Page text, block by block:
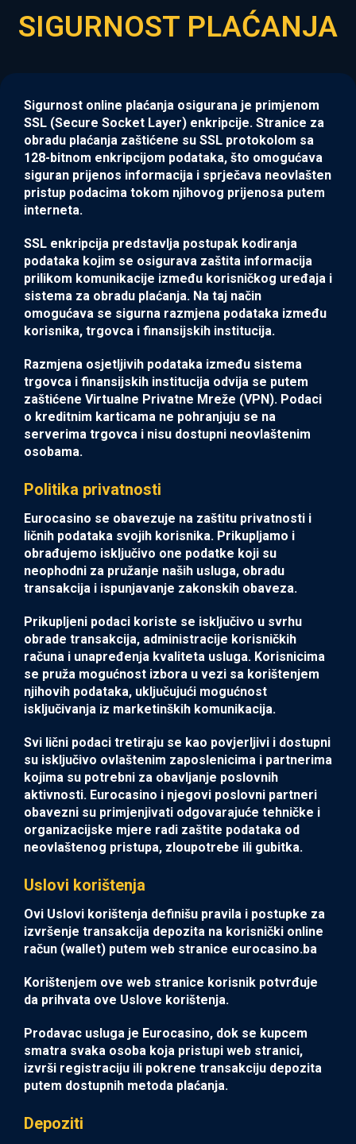
SIGURNOST PLAĆANJA
Sigurnost online plaćanja osigurana je primjenom
SSL (Secure Socket Layer) enkripcije. Stranice za
obradu plaćanja zaštićene su SSL protokolom sa
128-bitnom enkripcijom podataka, što omogućava
siguran prijenos informacija i sprječava neovlašten
pristup podacima tokom njihovog prijenosa putem
interneta.
SSL enkripcija predstavlja postupak kodiranja
podataka kojim se osigurava zaštita informacija
prilikom komunikacije između korisničkog uređaja i
sistema za obradu plaćanja. Na taj način
omogućava se sigurna razmjena podataka između
korisnika, trgovca i finansijskih institucija.
Razmjena osjetljivih podataka između sistema
trgovca i finansijskih institucija odvija se putem
zaštićene Virtualne Privatne Mreže (VPN). Podaci
o kreditnim karticama ne pohranjuju se na
serverima trgovca i nisu dostupni neovlaštenim
osobama.
Politika privatnosti
Eurocasino se obavezuje na zaštitu privatnosti i
ličnih podataka svojih korisnika. Prikupljamo i
obrađujemo isključivo one podatke koji su
neophodni za pružanje naših usluga, obradu
transakcija i ispunjavanje zakonskih obaveza.
Prikupljeni podaci koriste se isključivo u svrhu
obrade transakcija, administracije korisničkih
računa i unapređenja kvaliteta usluga. Korisnicima
se pruža mogućnost izbora u vezi sa korištenjem
njihovih podataka, uključujući mogućnost
isključivanja iz marketinških komunikacija.
Svi lični podaci tretiraju se kao povjerljivi i dostupni
su isključivo ovlaštenim zaposlenicima i partnerima
kojima su potrebni za obavljanje poslovnih
aktivnosti. Eurocasino i njegovi poslovni partneri
obavezni su primjenjivati odgovarajuće tehničke i
organizacijske mjere radi zaštite podataka od
neovlaštenog pristupa, zloupotrebe ili gubitka.
Uslovi korištenja
Ovi Uslovi korištenja definišu pravila i postupke za
izvršenje transakcija depozita na korisnički online
račun (wallet) putem web stranice eurocasino.ba
Korištenjem ove web stranice korisnik potvrđuje
da prihvata ove Uslove korištenja.
Prodavac usluga je Eurocasino, dok se kupcem
smatra svaka osoba koja pristupi web stranici,
izvrši registraciju ili pokrene transakciju depozita
putem dostupnih metoda plaćanja.
Depoziti